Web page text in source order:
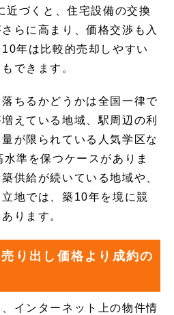
近づくと、住宅設備の交換
らに高まり、価格交渉も入
年は比較的売却しやすい
できます。
ちるかどうかは全国一律で
えている地域、駅周辺の利
が限られている人気学区な
準を保つケースがありま
供給が続いている地域や、
地では、築10年を境に競
ります。
り出し価格より成約の
インターネット上の物件情